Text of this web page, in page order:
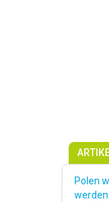
Polen